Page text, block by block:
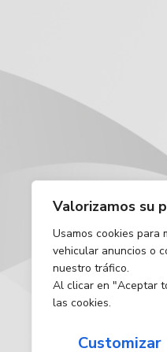
Valorizamos su
Usamos cookies para
vehicular anuncios o
nuestro tráfico.
Al clicar en "Aceptar
las cookies.
Customizar